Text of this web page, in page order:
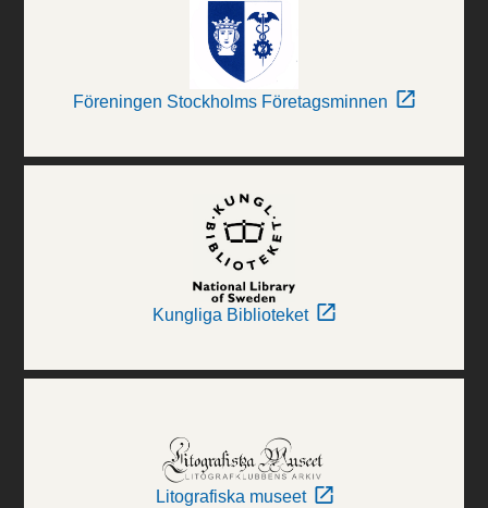
Föreningen Stockholms Företagsminnen
Kungliga Biblioteket
Litografiska museet